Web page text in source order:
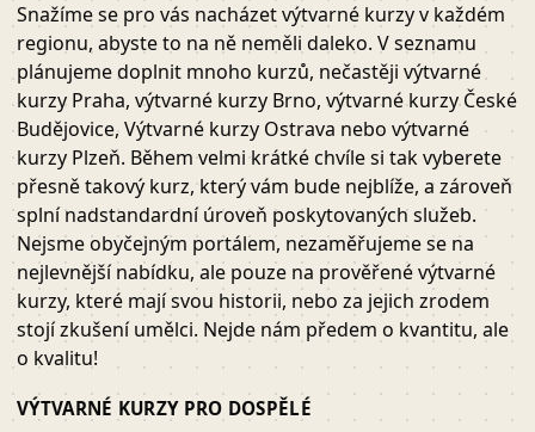
Snažíme se pro vás nacházet výtvarné kurzy v každém
regionu, abyste to na ně neměli daleko. V seznamu
plánujeme doplnit mnoho kurzů, nečastěji výtvarné
kurzy Praha, výtvarné kurzy Brno, výtvarné kurzy České
Budějovice, Výtvarné kurzy Ostrava nebo výtvarné
kurzy Plzeň. Během velmi krátké chvíle si tak vyberete
přesně takový kurz, který vám bude nejblíže, a zároveň
splní nadstandardní úroveň poskytovaných služeb.
Nejsme obyčejným portálem, nezaměřujeme se na
nejlevnější nabídku, ale pouze na prověřené výtvarné
kurzy, které mají svou historii, nebo za jejich zrodem
stojí zkušení umělci. Nejde nám předem o kvantitu, ale
o kvalitu!
VÝTVARNÉ KURZY PRO DOSPĚLÉ